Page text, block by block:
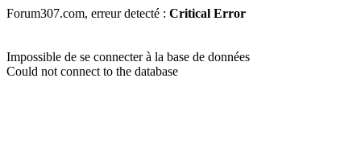
Forum307.com, erreur detecté : Critical Error
Impossible de se connecter à la base de données
Could not connect to the database